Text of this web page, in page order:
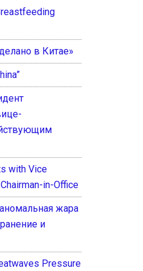
в Китае»
with Vice
in-Office
жара
и
Pressure